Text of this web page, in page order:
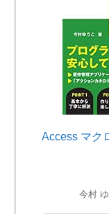
Access マク
今村